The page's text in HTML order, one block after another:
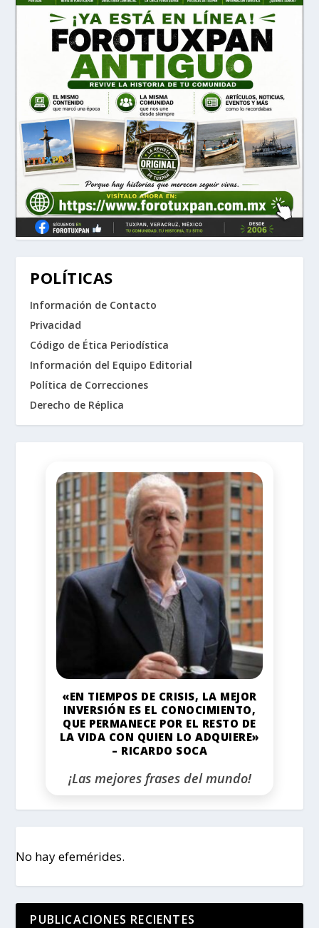
POLÍTICAS
Información de Contacto
Privacidad
Código de Ética Periodística
Información del Equipo Editorial
Política de Correcciones
Derecho de Réplica
«EN TIEMPOS DE CRISIS, LA MEJOR
INVERSIÓN ES EL CONOCIMIENTO,
QUE PERMANECE POR EL RESTO DE
LA VIDA CON QUIEN LO ADQUIERE»
– RICARDO SOCA
¡Las mejores frases del mundo!
No hay efemérides.
PUBLICACIONES RECIENTES